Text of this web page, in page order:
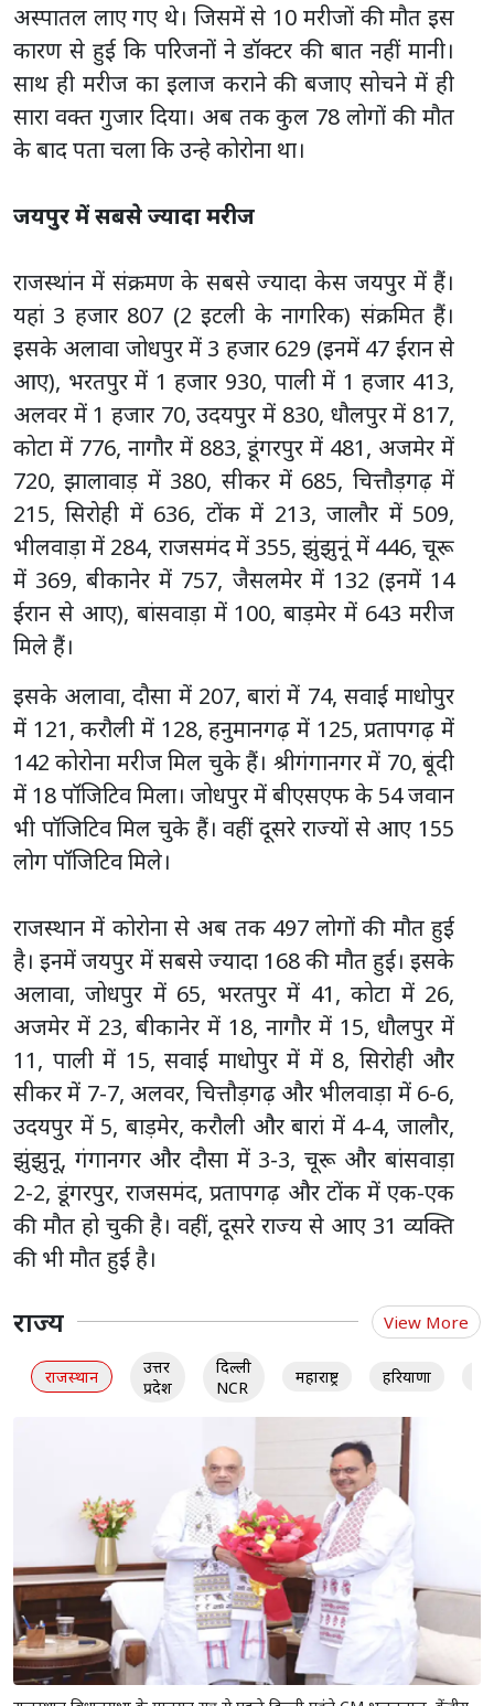
अस्पातल लाए गए थे। जिसमें से 10 मरीजों की मौत इस
कारण से हुई कि परिजनों ने डॉक्टर की बात नहीं मानी।
साथ ही मरीज का इलाज कराने की बजाए सोचने में ही
सारा वक्त गुजार दिया। अब तक कुल 78 लोगों की मौत
के बाद पता चला कि उन्हे कोरोना था।
जयपुर में सबसे ज्यादा मरीज
राजस्थांन में संक्रमण के सबसे ज्यादा केस जयपुर में हैं।
यहां 3 हजार 807 (2 इटली के नागरिक) संक्रमित हैं।
इसके अलावा जोधपुर में 3 हजार 629 (इनमें 47 ईरान से
आए), भरतपुर में 1 हजार 930, पाली में 1 हजार 413,
अलवर में 1 हजार 70, उदयपुर में 830, धौलपुर में 817,
कोटा में 776, नागौर में 883, डूंगरपुर में 481, अजमेर में
720, झालावाड़ में 380, सीकर में 685, चित्तौड़गढ़ में
215, सिरोही में 636, टोंक में 213, जालौर में 509,
भीलवाड़ा में 284, राजसमंद में 355, झुंझुनूं में 446, चूरू
में 369, बीकानेर में 757, जैसलमेर में 132 (इनमें 14
ईरान से आए), बांसवाड़ा में 100, बाड़मेर में 643 मरीज
मिले हैं।
इसके अलावा, दौसा में 207, बारां में 74, सवाई माधोपुर
में 121, करौली में 128, हनुमानगढ़ में 125, प्रतापगढ़ में
142 कोरोना मरीज मिल चुके हैं। श्रीगंगानगर में 70, बूंदी
में 18 पॉजिटिव मिला। जोधपुर में बीएसएफ के 54 जवान
भी पॉजिटिव मिल चुके हैं। वहीं दूसरे राज्यों से आए 155
लोग पॉजिटिव मिले।
राजस्थान में कोरोना से अब तक 497 लोगों की मौत हुई
है। इनमें जयपुर में सबसे ज्यादा 168 की मौत हुई। इसके
अलावा, जोधपुर में 65, भरतपुर में 41, कोटा में 26,
अजमेर में 23, बीकानेर में 18, नागौर में 15, धौलपुर में
11, पाली में 15, सवाई माधोपुर में में 8, सिरोही और
सीकर में 7-7, अलवर, चित्तौड़गढ़ और भीलवाड़ा में 6-6,
उदयपुर में 5, बाड़मेर, करौली और बारां में 4-4, जालौर,
झुंझुनू, गंगानगर और दौसा में 3-3, चूरू और बांसवाड़ा
2-2, डूंगरपुर, राजसमंद, प्रतापगढ़ और टोंक में एक-एक
की मौत हो चुकी है। वहीं, दूसरे राज्य से आए 31 व्यक्ति
की भी मौत हुई है।
राज्य View More
राजस्थान
उत्तर
प्रदेश
दिल्ली
NCR
महाराष्ट्र हरियाणा